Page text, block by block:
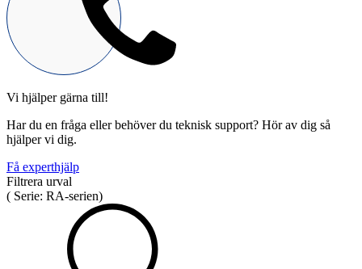
Positionsvisare / Mätklockor
Pulsgivare / Encoders
Vi hjälper gärna till!
Har du en fråga eller behöver du teknisk support? Hör av dig så
hjälper vi dig.
Få experthjälp
Filtrera urval
( Serie: RA-serien)